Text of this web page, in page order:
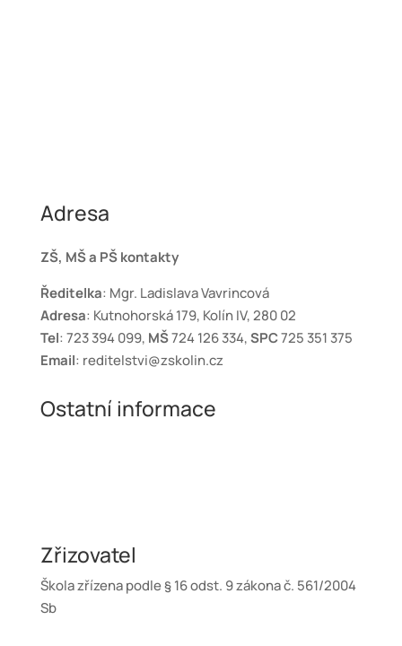
Adresa
ZŠ, MŠ a PŠ kontakty
Ředitelka: Mgr. Ladislava Vavrincová
Adresa: Kutnohorská 179, Kolín IV, 280 02
Tel: 723 394 099, MŠ724 126 334,SPC725 351 375
Email: reditelstvi@zskolin.cz
Ostatní informace
Zřizovatel
Škola zřízena podle § 16 odst. 9 zákona č. 561/2004
Sb